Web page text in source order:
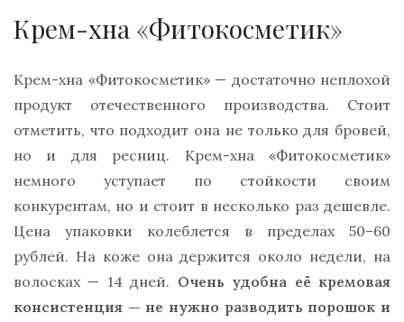
Крем-хна «Фитокосметик»
Крем-хна «Фитокосметик» — достаточно неплохой
продукт отечественного производства. Стоит
отметить, что подходит она не только для бровей,
но и для ресниц. Крем-хна «Фитокосметик»
немного уступает по стойкости своим
конкурентам, но и стоит в несколько раз дешевле.
Цена упаковки колеблется в пределах 50–60
рублей. На коже она держится около недели, на
волосках — 14 дней. Очень удобна её кремовая
консистенция — не нужно разводить порошок и